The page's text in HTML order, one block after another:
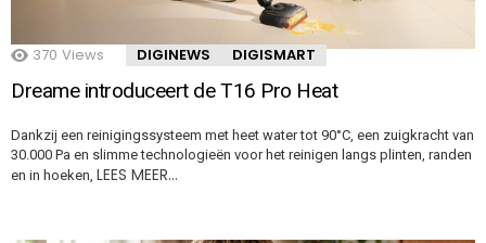
370 Views DIGINEWS DIGISMART
Dreame introduceert de T16 Pro Heat
Dankzij een reinigingssysteem met heet water tot 90°C, een zuigkracht van
30.000 Pa en slimme technologieën voor het reinigen langs plinten, randen
en in hoeken, LEES MEER…